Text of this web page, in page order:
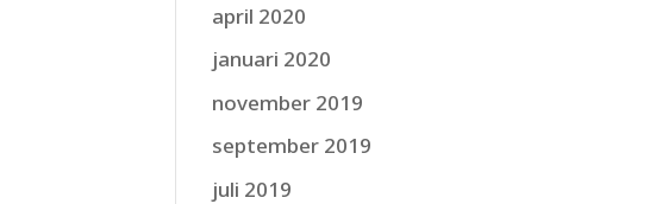
april 2020
januari 2020
november 2019
september 2019
juli 2019